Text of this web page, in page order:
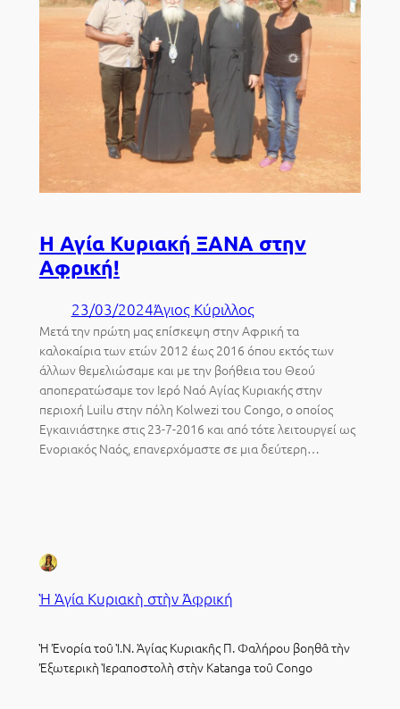
Η Αγία Κυριακή ΞΑΝΑ στην
Αφρική!
23/03/2024Άγιος Κύριλλος
Μετά την πρώτη μας επίσκεψη στην Αφρική τα
καλοκαίρια των ετών 2012 έως 2016 όπου εκτός των
άλλων θεμελιώσαμε και με την βοήθεια του Θεού
αποπερατώσαμε τον Ιερό Ναό Αγίας Κυριακής στην
περιοχή Luilu στην πόλη Kolwezi του Congo, ο οποίος
Εγκαινιάστηκε στις 23-7-2016 και από τότε λειτουργεί ως
Ενοριακός Ναός, επανερχόμαστε σε μια δεύτερη…
Ἡ Ἁγία Κυριακὴ στὴν Ἀφρική
Ἡ Ἐνορία τοῦ Ἱ.Ν. Ἁγίας Κυριακῆς Π. Φαλήρου βοηθᾶ τὴν
Ἐξωτερικὴ Ἱεραποστολὴ στὴν Katanga τοῦ Congo